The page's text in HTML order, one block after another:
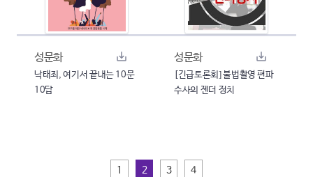
성문화
낙태죄, 여기서 끝내는 10문
10답
성문화
[긴급토론회] 불법촬영 편파
수사의 젠더 정치
1 2 3 4